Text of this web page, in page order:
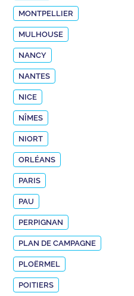
MONTPELLIER
MULHOUSE
NANCY
NANTES
NICE
NÎMES
NIORT
ORLÉANS
PARIS
PAU
PERPIGNAN
PLAN DE CAMPAGNE
PLOËRMEL
POITIERS